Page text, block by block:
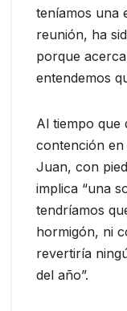
teníamos una
reunión, ha
porque
entendemos
Al tiempo que
contención
Juan, con
implica “una
tendríamos
hormigón, ni
revertiría
del año”.